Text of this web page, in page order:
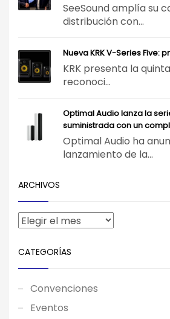
SeeSound amplía su
distribución con...
Nueva KRK V-Series Five:
KRK presenta la
reconoci...
Optimal Audio lanza la
suministrada con un
Optimal Audio ha
lanzamiento de la...
ARCHIVOS
CATEGORÍAS
Convenciones
Eventos